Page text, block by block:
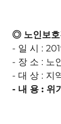
◎ 노인보호
- 일 시 :
- 장 소 : 노
- 대 상 : 지
- 내 용 : 위